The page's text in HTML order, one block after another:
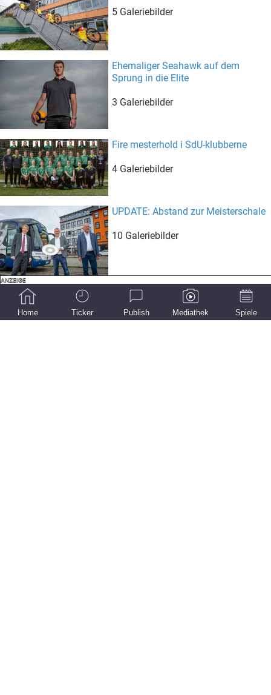
5 Galeriebilder
Ehemaliger Seahawk auf dem
Sprung in die Elite
3 Galeriebilder
Fire mesterhold i SdU-klubberne
4 Galeriebilder
UPDATE: Abstand zur Meisterschale
10 Galeriebilder
To rideulykker sendte hende op på
jernhesten
Home Ticker Publish Mediathek Spiele